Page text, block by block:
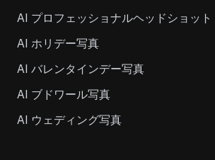
AI プロフェッショナルヘッドショット
AI ホリデー写真
AI バレンタインデー写真
AI ブドワール写真
AI ウェディング写真